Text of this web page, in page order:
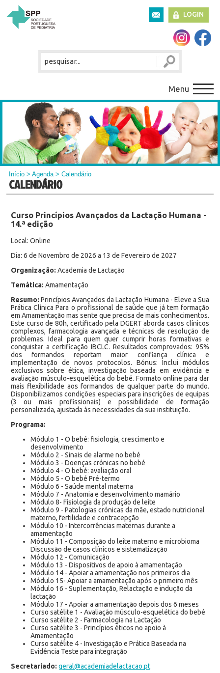
LOGIN
Menu
Início >Agenda> Calendário
CALENDÁRIO
Curso Princípios Avançados da Lactação Humana -
14.ª edição
Local: Online
Dia: 6 de Novembro de 2026 a 13 de Fevereiro de 2027
Organização: Academia de Lactação
Temática: Amamentação
Resumo: Princípios Avançados da Lactação Humana - Eleve a Sua
Prática Clínica Para o profissional de saúde que já tem formação
em Amamentação mas sente que precisa de mais conhecimentos.
Este curso de 80h, certificado pela DGERT aborda casos clínicos
complexos, farmacologia avançada e técnicas de resolução de
problemas. Ideal para quem quer cumprir horas formativas e
conquistar a certificação IBCLC. Resultados comprovados: 95%
dos formandos reportam maior confiança clínica e
implementação de novos protocolos. Bónus: Inclui módulos
exclusivos sobre ética, investigação baseada em evidência e
avaliação músculo-esquelética do bebé. Formato online para dar
mais flexibilidade aos formandos de qualquer parte do mundo.
Disponibilizamos condições especiais para inscrições de equipas
(3 ou mais profissionais) e possibilidade de formação
personalizada, ajustada às necessidades da sua instituição.
Programa:
Módulo 1 - O bebé: fisiologia, crescimento e
desenvolvimento
Módulo 2 - Sinais de alarme no bebé
Módulo 3 - Doenças crónicas no bebé
Módulo 4 - O bebé: avaliação oral
Módulo 5 - O bebé Pré-termo
Módulo 6 - Saúde mental materna
Módulo 7 - Anatomia e desenvolvimento mamário
Módulo 8- Fisiologia da produção de leite
Módulo 9 - Patologias crónicas da mãe, estado nutricional
materno, fertilidade e contracepção
Módulo 10 - Intercorrências maternas durante a
amamentação
Módulo 11 - Composição do leite materno e microbioma
Discussão de casos clínicos e sistematização
Módulo 12 - Comunicação
Módulo 13 - Dispositivos de apoio à amamentação
Módulo 14 - Apoiar a amamentação nos primeiros dia
Módulo 15- Apoiar a amamentação após o primeiro mês
Módulo 16 - Suplementação, Relactação e indução da
lactação
Módulo 17 - Apoiar a amamentação depois dos 6 meses
Curso satélite 1 - Avaliação músculo-esquelética do bebé
Curso satélite 2 - Farmacologia na Lactação
Curso satélite 3 - Princípios éticos no apoio à
Amamentação
Curso satélite 4 - Investigação e Prática Baseada na
Evidência Teste para integração
Secretariado: geral@academiadelactacao.pt